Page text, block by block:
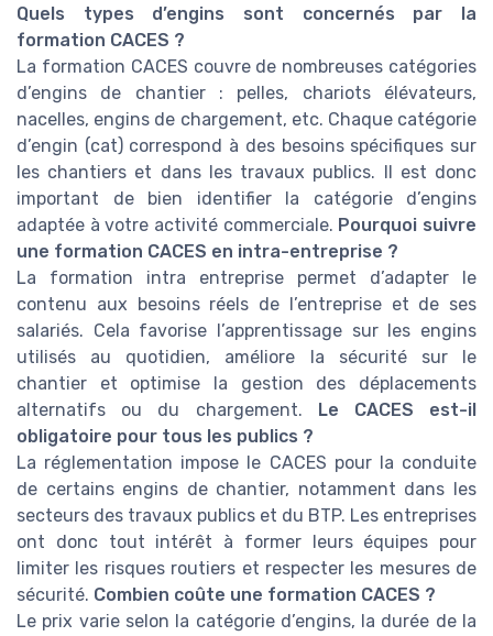
Quels types d’engins sont concernés par la
formation CACES ?
La formation CACES couvre de nombreuses catégories
d’engins de chantier : pelles, chariots élévateurs,
nacelles, engins de chargement, etc. Chaque catégorie
d’engin (cat) correspond à des besoins spécifiques sur
les chantiers et dans les travaux publics. Il est donc
important de bien identifier la catégorie d’engins
adaptée à votre activité commerciale. Pourquoi suivre
une formation CACES en intra-entreprise ?
La formation intra entreprise permet d’adapter le
contenu aux besoins réels de l’entreprise et de ses
salariés. Cela favorise l’apprentissage sur les engins
utilisés au quotidien, améliore la sécurité sur le
chantier et optimise la gestion des déplacements
alternatifs ou du chargement. Le CACES est-il
obligatoire pour tous les publics ?
La réglementation impose le CACES pour la conduite
de certains engins de chantier, notamment dans les
secteurs des travaux publics et du BTP. Les entreprises
ont donc tout intérêt à former leurs équipes pour
limiter les risques routiers et respecter les mesures de
sécurité. Combien coûte une formation CACES ?
Le prix varie selon la catégorie d’engins, la durée de la